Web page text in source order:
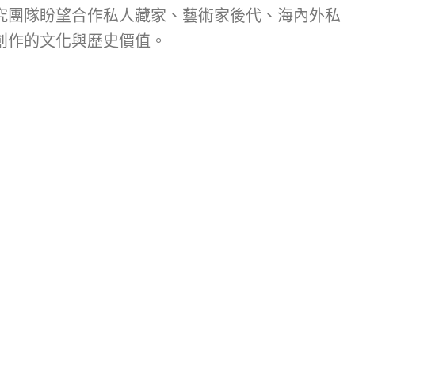
隊盼望合作私人藏家、藝術家後代、海內外私
的文化與歷史價值。